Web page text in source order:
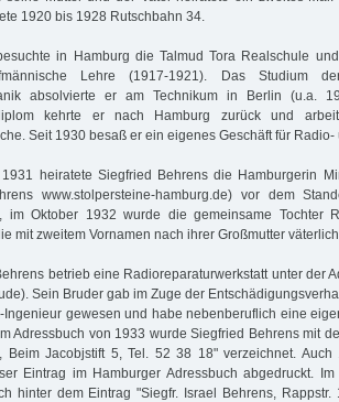
1920 bis 1928 Rutschbahn 34.
in Hamburg die Talmud Tora Realschule
Lehre (1917-1921). Das Studium
absolvierte er am Technikum in Berlin (u.a.
kehrte er nach Hamburg zurück und
Seit 1930 besaß er ein eigenes Geschäft für
1931 heiratete Siegfried Behrens die Hamburgerin
www.stolpersteine-hamburg.de) vor dem
im Oktober 1932 wurde die gemeinsame Tochter
mit zweitem Vornamen nach ihrer Großmutter
betrieb eine Radioreparaturwerkstatt unter der
Sein Bruder gab im Zuge der
Ingenieur gewesen und habe nebenberuflich eine
Adressbuch von 1933 wurde Siegfried Behrens mit
Beim Jacobjstift 5, Tel. 52 38 18" verzeichnet.
Eintrag im Hamburger Adressbuch abgedruckt.
hinter dem Eintrag "Siegfr. Israel Behrens, Rappstr.